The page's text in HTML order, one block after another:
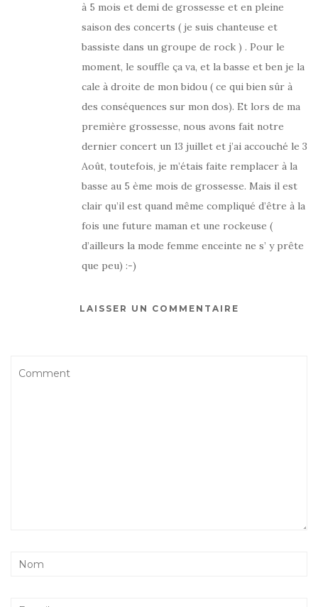
à 5 mois et demi de grossesse et en pleine
saison des concerts ( je suis chanteuse et
bassiste dans un groupe de rock ) . Pour le
moment, le souffle ça va, et la basse et ben je la
cale à droite de mon bidou ( ce qui bien sûr à
des conséquences sur mon dos). Et lors de ma
première grossesse, nous avons fait notre
dernier concert un 13 juillet et j’ai accouché le 3
Août, toutefois, je m’étais faite remplacer à la
basse au 5 ème mois de grossesse. Mais il est
clair qu’il est quand même compliqué d’être à la
fois une future maman et une rockeuse (
d’ailleurs la mode femme enceinte ne s’ y prête
que peu) :-)
LAISSER UN COMMENTAIRE